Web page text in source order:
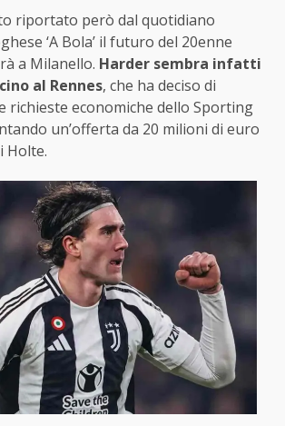
riportato però dal quotidiano
‘A Bola’ il futuro del 20enne
a Milanello. Harder sembra infatti
al Rennes, che ha deciso di
richieste economiche dello Sporting
un’offerta da 20 milioni di euro
Holte.